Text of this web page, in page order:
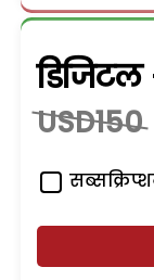
डिजिटल
USD150